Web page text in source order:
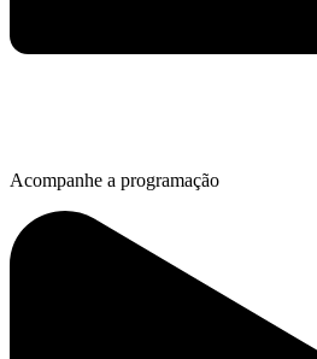
Acompanhe a programação